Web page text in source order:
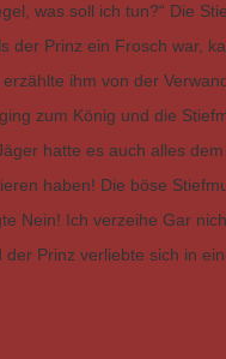
was soll ich tun?“ Die
der Prinz ein Frosch war,
ihm von der
zum König und die
hatte es auch alles
haben! Die böse
Nein! Ich verzeihe Gar
Prinz verliebte sich in